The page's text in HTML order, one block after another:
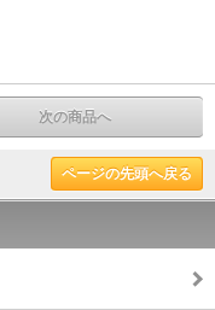
次の商品へ
ページの先頭へ戻る